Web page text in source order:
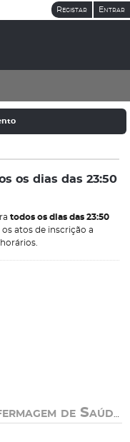
Registar Entrar
os dias das 23:50
todos os dias das 23:50
atos de inscrição a